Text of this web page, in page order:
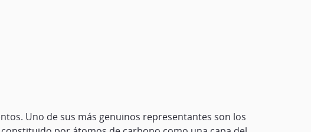
Uno de sus más genuinos representantes son los